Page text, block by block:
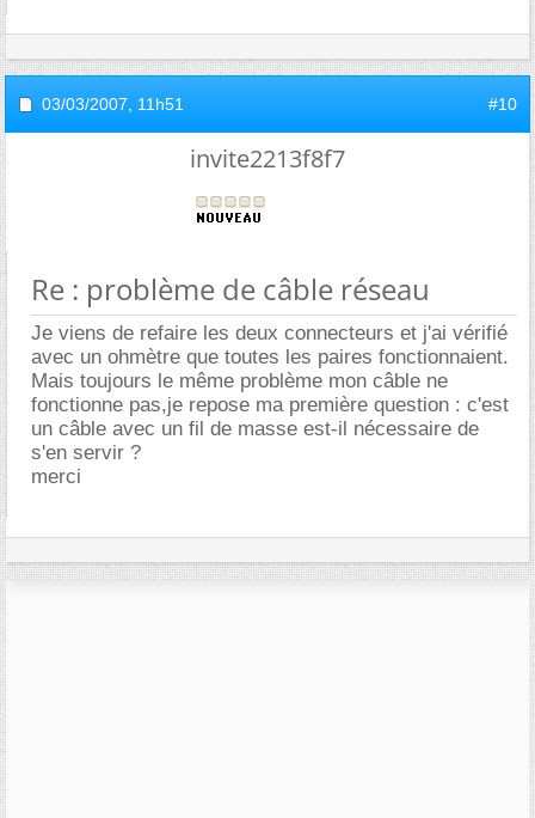
03/03/2007, 11h51 #10
invite2213f8f7
Re : problème de câble réseau
Je viens de refaire les deux connecteurs et j'ai vérifié
avec un ohmètre que toutes les paires fonctionnaient.
Mais toujours le même problème mon câble ne
fonctionne pas,je repose ma première question : c'est
un câble avec un fil de masse est-il nécessaire de
s'en servir ?
merci